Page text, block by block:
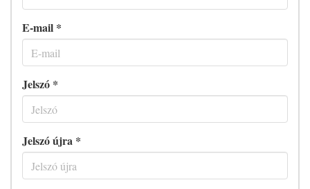
E-mail *
Jelszó *
Jelszó újra *